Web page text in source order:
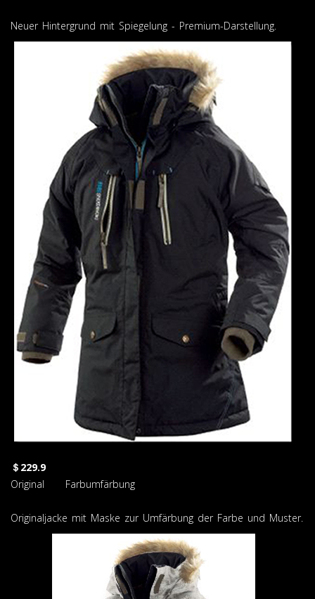
Neuer Hintergrund mit Spiegelung - Premium-Darstellung.
＄229.9
Original Farbumfärbung
Originaljacke mit Maske zur Umfärbung der Farbe und Muster.